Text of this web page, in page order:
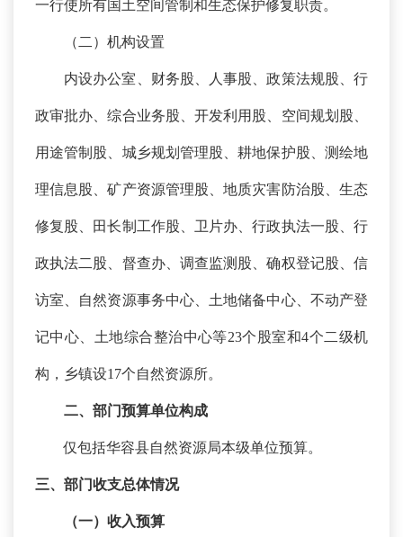
一行使所有国土空间管制和生态保护修复职责。
（二）机构设置
内设办公室、财务股、人事股、政策法规股、行
政审批办、综合业务股、开发利用股、空间规划股、
用途管制股、城乡规划管理股、耕地保护股、测绘地
理信息股、矿产资源管理股、地质灾害防治股、生态
修复股、田长制工作股、卫片办、行政执法一股、行
政执法二股、督查办、调查监测股、确权登记股、信
访室、自然资源事务中心、土地储备中心、不动产登
记中心、土地综合整治中心等23个股室和4个二级机
构，乡镇设17个自然资源所。
二、 部门预算单位构成
仅包括华容县自然资源局本级单位预算。
三、部门收支总体情况
（一）收入预算